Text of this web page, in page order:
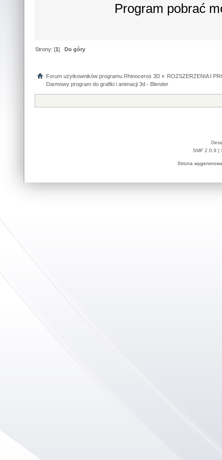
Program pobrać
Strony: [1]Do góry
Forum użytkowników programu Rhinoceros 3D» ROZSZERZENIA I
Darmowy program do grafiki i animacji 3d - Blender
SMF 2.0.9 |
Strona